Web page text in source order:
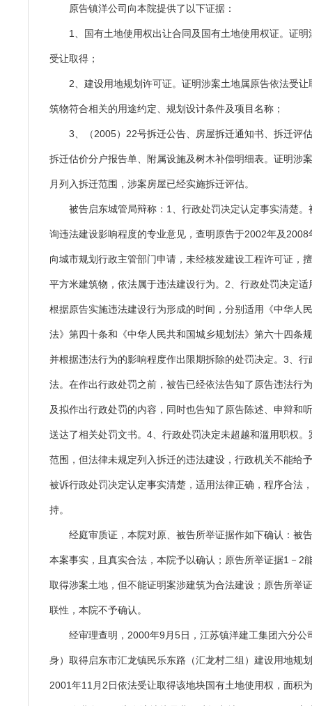
原告镇洋公司向本院提供了以下证据：
1、国有土地使用权出让合同及国有土地使用权证。证
受让取得；
2、建设用地规划许可证。证明涉案土地属原告依法受
筑物符合相关的用途约定、规划设计条件及项目名称；
3、（2005）22号拆迁公告、房屋拆迁通知书、拆迁评
拆迁估价分户报告单、附属设施及树木补偿明细表。证明涉
月列入拆迁范围，涉案房屋已经实施拆迁评估。
被告启东城管局辩称：1、行政处罚决定认定事实清楚
询违法建设影响程度的专业意见，查明原告于2002年及
向城市规划行政主管部门申请，未经核发建设工程许可证，
平方米建筑物，依法属于违法建设行为。2、行政处罚决定
根据原告实施违法建设行为形成的时间，分别适用《中华人
法》第四十条和《中华人民共和国城乡规划法》第六十四条
并根据违法行为的影响程度作出限期拆除的处罚决定。3、
法。在作出行政处罚之前，被告已经依法告知了原告违法行
及拟作出行政处罚的内容，同时也告知了原告陈述、申辩和
送达了相关处罚文书。4、行政处罚决定未超越和滥用职权
范围，但法律未规定列入拆迁的违法建设，行政机关不能给
被诉行政处罚决定认定事实清楚，适用法律正确，程序合法
持。
经庭审质证，本院对原、被告所举证据作如下确认：被
本案事实，且真实合法，本院予以确认；原告所举证据1－2
取得涉案土地，但不能证明案涉建筑为合法建设；原告所举
联性，本院不予确认。
经审理查明，2000年9月5日，江苏镇洋建工集团六分公
身）取得启东市汇龙镇民乐东路（汇龙村二组）建设用地规
2001年11月2日依法受让取得该地块国有土地使用权，面积